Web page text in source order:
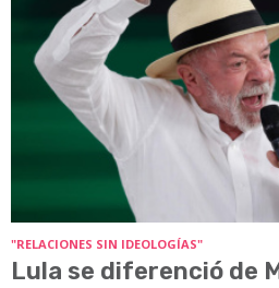
"RELACIONES SIN IDEOLOGÍAS"
Lula se diferenció de